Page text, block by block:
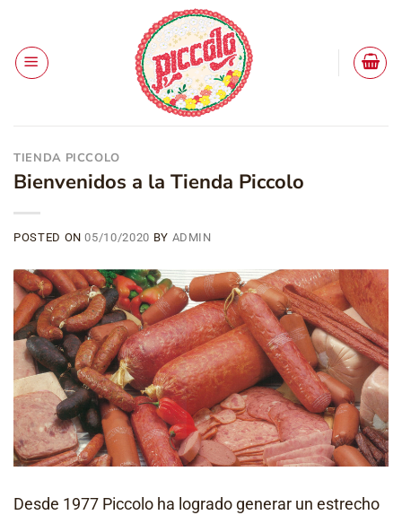
contenido
TIENDA PICCOLO
Bienvenidos a la Tienda Piccolo
POSTED ON05/10/2020 BY ADMIN
Desde 1977 Piccolo ha logrado generar un estrecho